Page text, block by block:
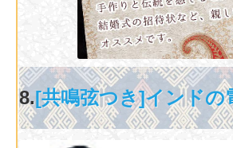
8.[共鳴弦つき]インドの